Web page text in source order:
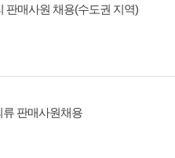
판매사원 채용(수도권 지역)
류 판매사원채용